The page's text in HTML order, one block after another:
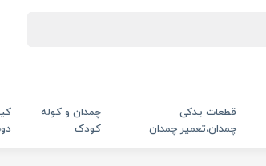
قطعات یدکی
چمدان،تعمیر چمدان
چمدان و کوله
کودک